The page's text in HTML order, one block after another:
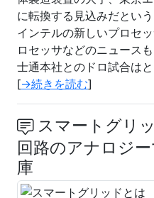
に転換する見込みだとい
インテルの新しいプロセ
ロセッサなどのニュース
士通本社とのドロ試合は
[→続きを読む]
スマートグリ
回路のアナロジ
庫